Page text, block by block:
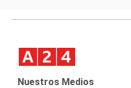
Nuestros Medios